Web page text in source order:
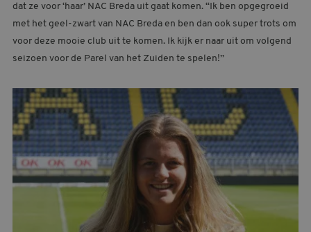
dat ze voor ‘haar’ NAC Breda uit gaat komen. “Ik ben opgegroeid
met het geel-zwart van NAC Breda en ben dan ook super trots om
voor deze mooie club uit te komen. Ik kijk er naar uit om volgend
seizoen voor de Parel van het Zuiden te spelen!”